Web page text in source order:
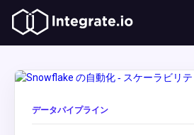
データパイプライン